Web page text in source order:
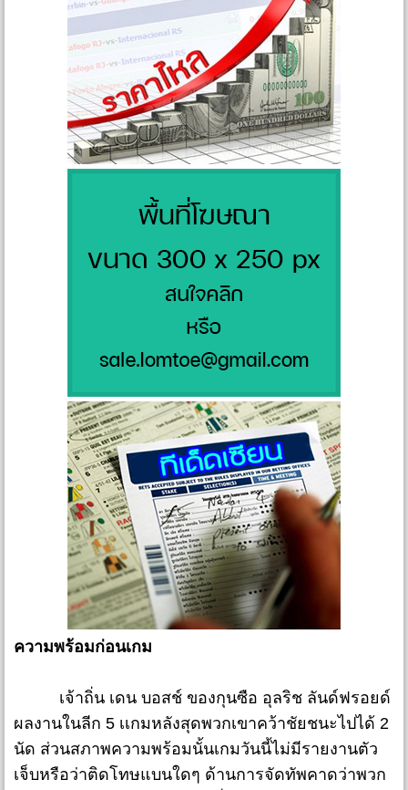
ความพร้อมก่อนเกม
เจ้าถิ่น เดน บอสช์ ของกุนซือ อุลริช ลันด์ฟรอยด์
ผลงานในลีก 5 เเกมหลังสุดพวกเขาคว้าชัยชนะไปได้ 2
นัด ส่วนสภาพความพร้อมนั้นเกมวันนี้ไม่มีรายงานตัว
เจ็บหรือว่าติดโทษแบนใดๆ ด้านการจัดทัพคาดว่าพวก